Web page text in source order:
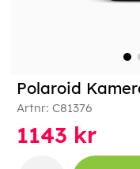
Polaroid
Artnr: C81376
1143 kr